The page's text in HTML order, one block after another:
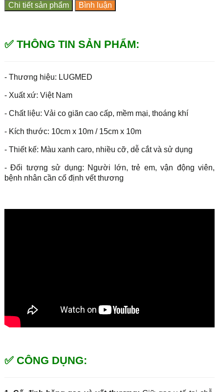
Chi tiết sản phẩm Bình luận
✅ THÔNG TIN SẢN PHẨM:
- Thương hiệu: LUGMED
- Xuất xứ: Việt Nam
- Chất liệu: Vải co giãn cao cấp, mềm mại, thoáng khí
- Kích thước: 10cm x 10m / 15cm x 10m
- Thiết kế: Màu xanh caro, nhiều cỡ, dễ cắt và sử dụng
- Đối tượng sử dụng: Người lớn, trẻ em, vận động viên,
bệnh nhân cần cố định vết thương
✅ CÔNG DỤNG: